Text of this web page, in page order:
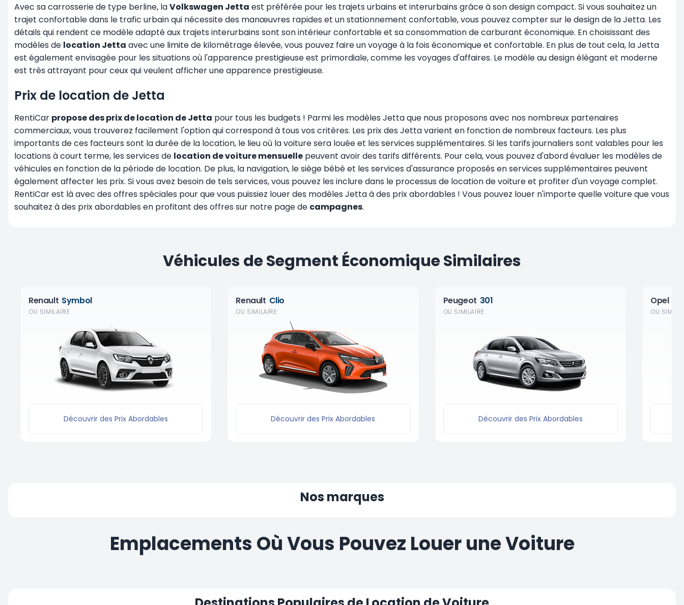
Avec sa carrosserie de type berline, laVolkswagen Jetta est préférée pour les trajets urbains et interurbains grâce à son design compact. Si vous souhaitez un
trajet confortable dans le trafic urbain qui nécessite des manœuvres rapides et un stationnement confortable, vous pouvez compter sur le design de la Jetta. Les
détails qui rendent ce modèle adapté aux trajets interurbains sont son intérieur confortable et sa consommation de carburant économique. En choisissant des
modèles de location Jetta avec une limite de kilométrage élevée, vous pouvez faire un voyage à la fois économique et confortable. En plus de tout cela, la Jetta
est également envisagée pour les situations où l'apparence prestigieuse est primordiale, comme les voyages d'affaires. Le modèle au design élégant et moderne
est très attrayant pour ceux qui veulent afficher une apparence prestigieuse.
Prix de location de Jetta
RentiCar propose des prix de location de Jetta pour tous les budgets ! Parmi les modèles Jetta que nous proposons avec nos nombreux partenaires
commerciaux, vous trouverez facilement l'option qui correspond à tous vos critères. Les prix des Jetta varient en fonction de nombreux facteurs. Les plus
importants de ces facteurs sont la durée de la location, le lieu où la voiture sera louée et les services supplémentaires. Si les tarifs journaliers sont valables pour les
locations à court terme, les services de location de voiture mensuelle peuvent avoir des tarifs différents. Pour cela, vous pouvez d'abord évaluer les modèles de
véhicules en fonction de la période de location. De plus, la navigation, le siège bébé et les services d'assurance proposés en services supplémentaires peuvent
également affecter les prix. Si vous avez besoin de tels services, vous pouvez les inclure dans le processus de location de voiture et profiter d'un voyage complet.
RentiCar est là avec des offres spéciales pour que vous puissiez louer des modèles Jetta à des prix abordables ! Vous pouvez louer n'importe quelle voiture que vous
souhaitez à des prix abordables en profitant des offres sur notre page de campagnes.
Véhicules de Segment Économique Similaires
Renault Symbol
OU SIMILAIRE
Découvrir des Prix Abordables
Renault Clio
OU SIMILAIRE
Découvrir des Prix Abordables
Peugeot 301
OU SIMILAIRE
Découvrir des Prix Abordables
Opel
OU
Nos marques
Emplacements Où Vous Pouvez Louer une Voiture